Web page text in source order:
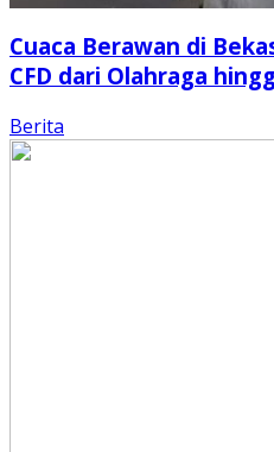
Cuaca Berawan di
CFD dari Olahraga
Berita